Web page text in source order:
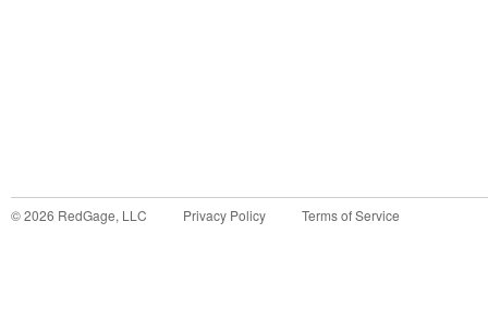
©2026 RedGage, LLC Privacy Policy Terms of Service